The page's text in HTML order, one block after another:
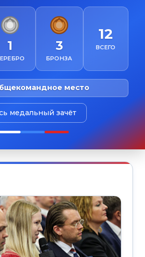
1 3
БРОНЗА
12
ВСЕГО
место
медальный зачёт